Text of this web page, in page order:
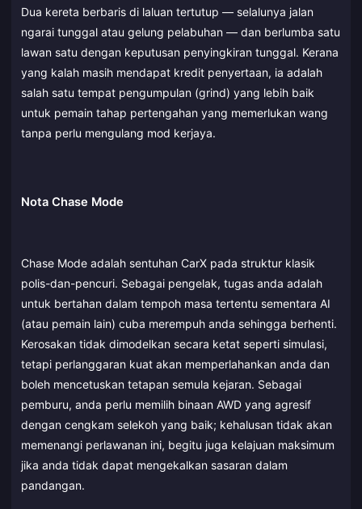
Dua kereta berbaris di laluan tertutup — selalunya jalan
ngarai tunggal atau gelung pelabuhan — dan berlumba satu
lawan satu dengan keputusan penyingkiran tunggal. Kerana
yang kalah masih mendapat kredit penyertaan, ia adalah
salah satu tempat pengumpulan (grind) yang lebih baik
untuk pemain tahap pertengahan yang memerlukan wang
tanpa perlu mengulang mod kerjaya.
Nota Chase Mode
Chase Mode adalah sentuhan CarX pada struktur klasik
polis-dan-pencuri. Sebagai pengelak, tugas anda adalah
untuk bertahan dalam tempoh masa tertentu sementara AI
(atau pemain lain) cuba merempuh anda sehingga berhenti.
Kerosakan tidak dimodelkan secara ketat seperti simulasi,
tetapi perlanggaran kuat akan memperlahankan anda dan
boleh mencetuskan tetapan semula kejaran. Sebagai
pemburu, anda perlu memilih binaan AWD yang agresif
dengan cengkam selekoh yang baik; kehalusan tidak akan
memenangi perlawanan ini, begitu juga kelajuan maksimum
jika anda tidak dapat mengekalkan sasaran dalam
pandangan.